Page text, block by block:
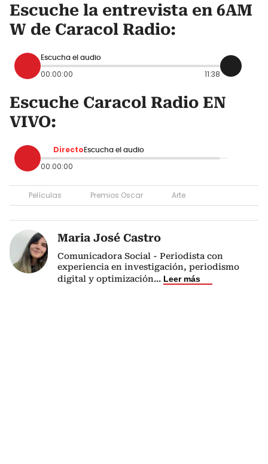
Escuche la entrevista en 6AM
W de Caracol Radio:
Escucha el audio
00:00:00 11:38
Escuche Caracol Radio EN
VIVO:
Directo Escucha el audio
00:00:00
Películas Premios Oscar Arte
Maria José Castro
Comunicadora Social - Periodista con
experiencia en investigación, periodismo
digital y optimización... Leer más